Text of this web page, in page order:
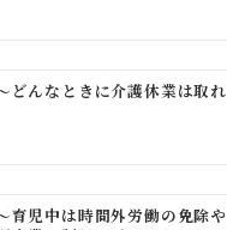
どんなときに介護休業は取れ
育児中は時間外労働の免除や